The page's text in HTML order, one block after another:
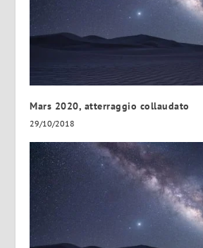
Mars 2020, atterraggio collaudato
29/10/2018